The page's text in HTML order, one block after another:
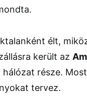
élt,
került az
része.
tervez.